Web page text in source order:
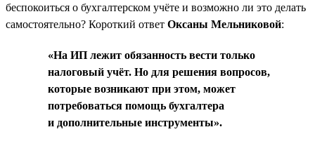
беспокоиться о бухгалтерском учёте и возможно ли это делать
самостоятельно? Короткий ответ Оксаны Мельниковой:
«На ИП лежит обязанность вести только
налоговый учёт. Но для решения вопросов,
которые возникают при этом, может
потребоваться помощь бухгалтера
и дополнительные инструменты».